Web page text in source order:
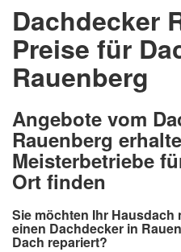
Dachdecker
Preise für
Rauenberg
Angebote vom
Rauenberg
Meisterbetriebe
Ort finden
Sie möchten Ihr
einen Dachdecker in
Dach repariert?